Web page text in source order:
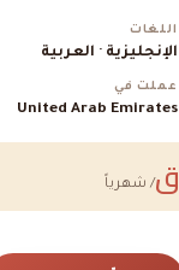
اللغات
الإنجليزية · العربية
عملت في
United Arab Emirates
/ شهرياً